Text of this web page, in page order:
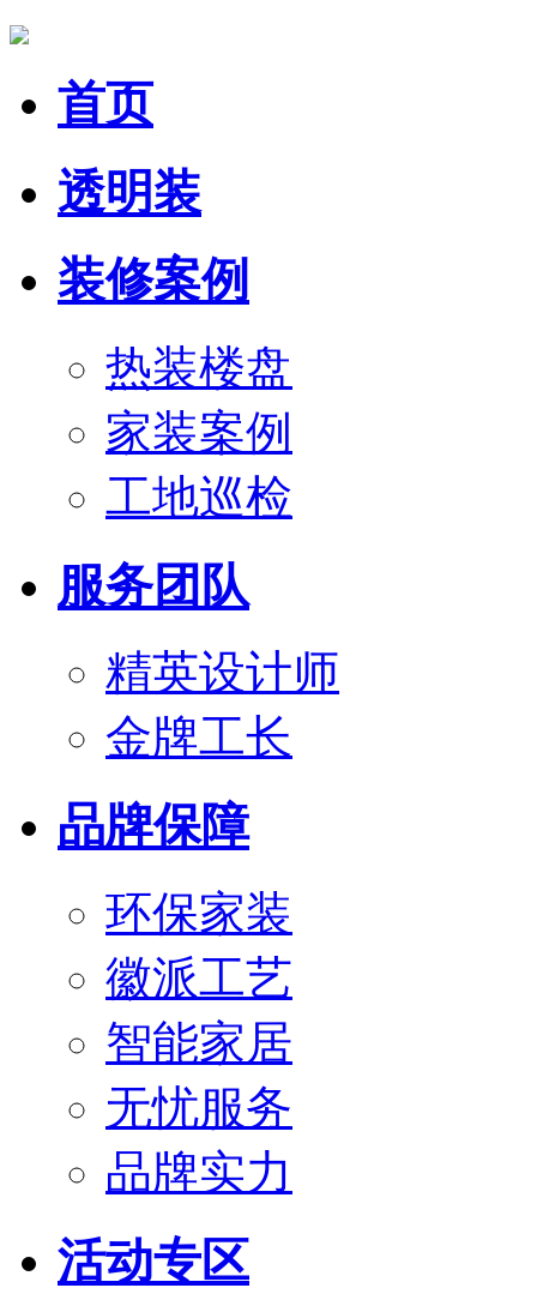
首页
透明装
装修案例
热装楼盘
家装案例
工地巡检
服务团队
精英设计师
金牌工长
品牌保障
环保家装
徽派工艺
智能家居
无忧服务
品牌实力
活动专区